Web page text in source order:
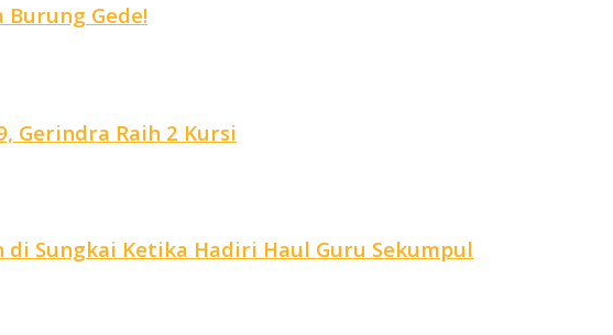
Gede!
Gerindra Raih 2 Kursi
Sungkai Ketika Hadiri Haul Guru Sekumpul